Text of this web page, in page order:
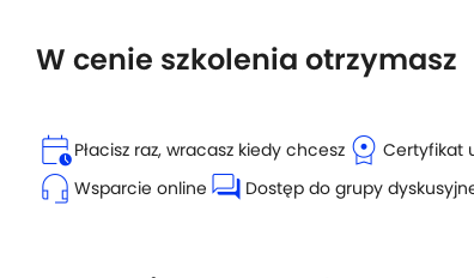
W cenie szkolenia otrzymasz
calendar_clockPłacisz raz, wracasz kiedy chcesz license Certyfikat
headset_mic Wsparcie online forum Dostęp do grupy